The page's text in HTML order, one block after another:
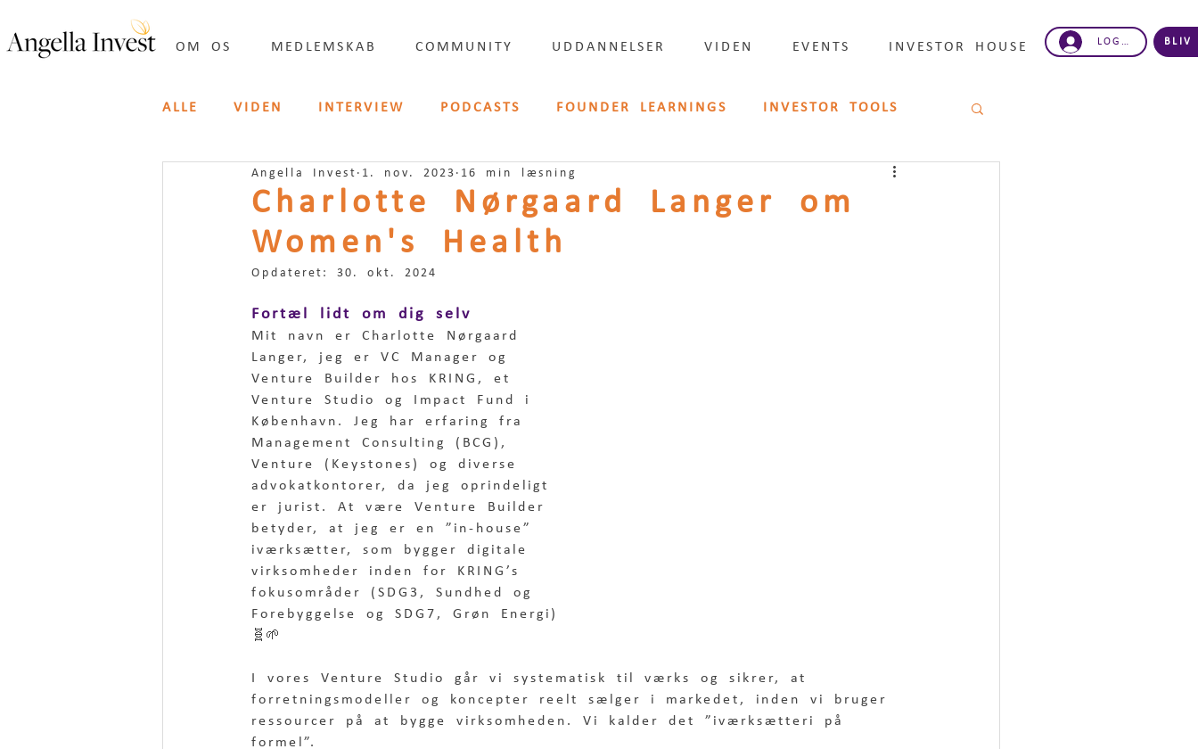
LOG IND
OM OS MEDLEMSKAB COMMUNITY UDDANNELSER VIDEN EVENTS INVESTOR HOUSE BLIV
ALLE VIDEN INTERVIEW PODCASTS FOUNDER LEARNINGS INVESTOR TOOLS
INSPIRATION IN ENGLISH PRESSE
Charlotte Nørgaard Langer om
Women's Health
Angella Invest 1. nov. 2023 16 min læsning
Opdateret: 30. okt. 2024
Fortæl lidt om dig selv
Mit navn er Charlotte Nørgaard
Langer, jeg er VC Manager og
Venture Builder hos KRING, et
Venture Studio og Impact Fund i
København. Jeg har erfaring fra
Management Consulting (BCG),
Venture (Keystones) og diverse
advokatkontorer, da jeg oprindeligt
er jurist. At være Venture Builder
betyder, at jeg er en ”in-house”
iværksætter, som bygger digitale
virksomheder inden for KRING’s
fokusområder (SDG3, Sundhed og
Forebyggelse og SDG7, Grøn Energi)
🧬🌱
I vores Venture Studio går vi systematisk til værks og sikrer, at
forretningsmodeller og koncepter reelt sælger i markedet, inden vi bruger
ressourcer på at bygge virksomheden. Vi kalder det ”iværksætteri på
formel”.